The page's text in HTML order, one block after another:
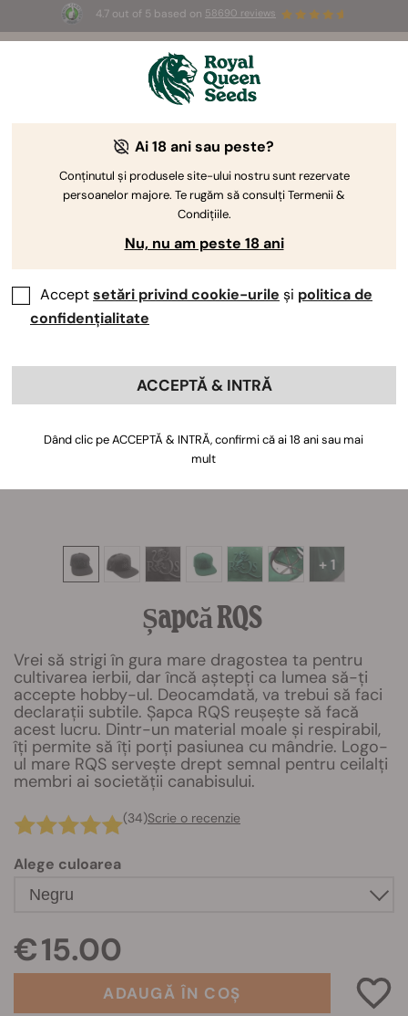
4.7 out of 5 based on 58690 reviews
3 semințe White Widow AutoGRATUITE pentru
+ 1
Șapcă RQS
Vrei să strigi în gura mare dragostea ta pentru
cultivarea ierbii, dar încă aștepți ca lumea să-ți
accepte hobby-ul. Deocamdată, va trebui să faci
declarații subtile. Șapca RQS reușește să facă
acest lucru. Dintr-un material moale și respirabil,
îți permite să îți porți pasiunea cu mândrie. Logo-
ul mare RQS servește drept semnal pentru ceilalți
membri ai societății canabisului.
(34)Scrie o recenzie
Alege culoarea
€ 15.00
ADAUGĂ ÎN COȘ
Ai 18 ani sau peste?
Conținutul și produsele site-ului nostru sunt rezervate
persoanelor majore. Te rugăm să consulți Termenii &
Condițiile.
Nu, nu am peste 18 ani
Acceptsetări privind cookie-urile și politica de
confidențialitate
ACCEPTĂ & INTRĂ
Dând clic pe ACCEPTĂ & INTRĂ, confirmi că ai 18 ani sau mai
mult